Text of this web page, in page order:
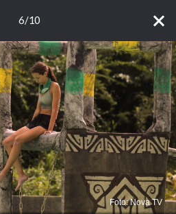
6/10
Foto: Nova TV